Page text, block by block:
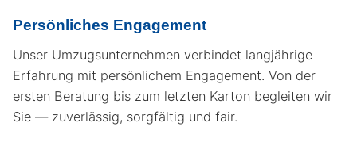
Persönliches Engagement
Unser Umzugsunternehmen verbindet langjährige
Erfahrung mit persönlichem Engagement. Von der
ersten Beratung bis zum letzten Karton begleiten wir
Sie — zuverlässig, sorgfältig und fair.